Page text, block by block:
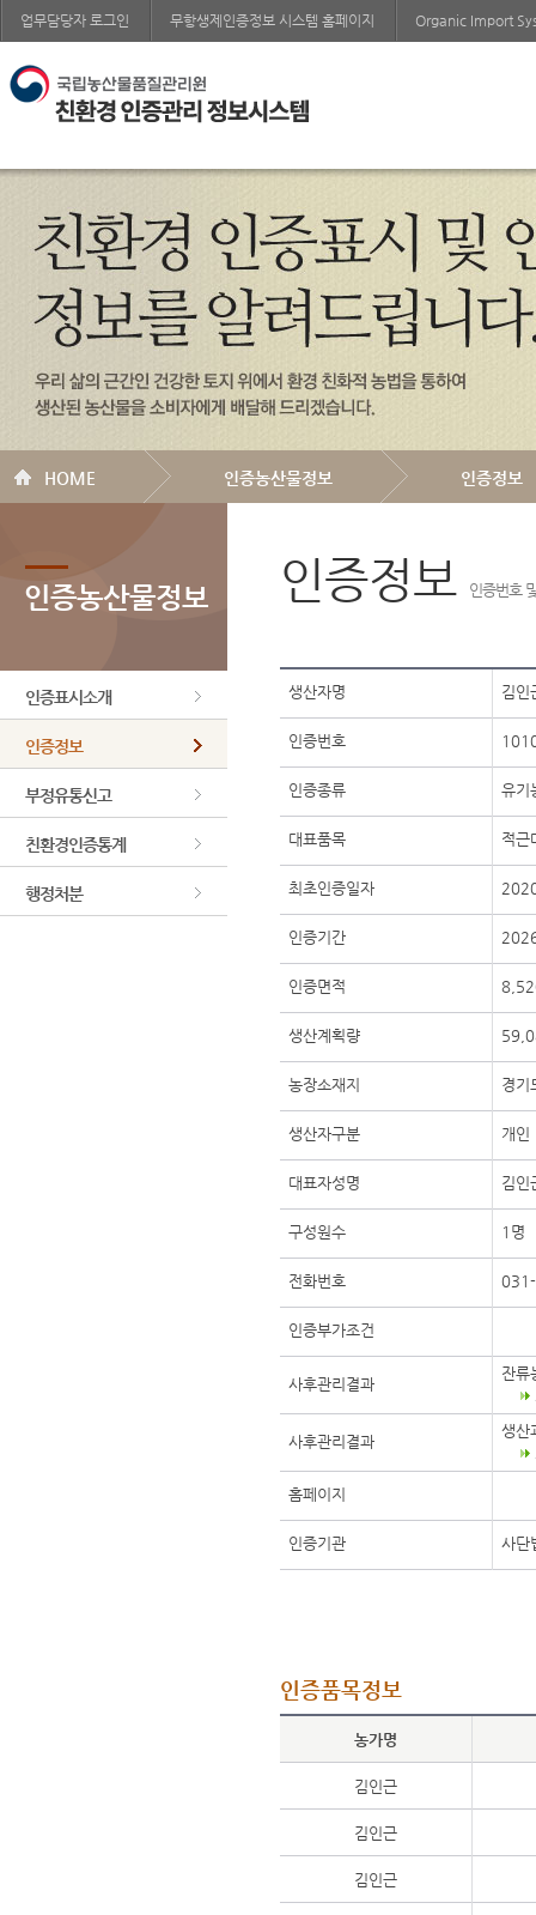
업무담당자 로그인 무항생제인증정보 시스템 홈페이지 Organic Import
HOME 인증농산물정보 인증정보
인증농산물정보
인증표시소개
인증정보
부정유통신고
친환경인증통계
행정처분
인증정보 인증번호
생산자명 김인
인증번호
인증종류 유기
대표품목 적근
최초인증일자
인증기간
인증면적
생산계획량
농장소재지 경기
생산자구분 개인
대표자성명 김인
구성원수 1명
전화번호
인증부가조건
사후관리결과
잔류
사후관리결과
생산
홈페이지
인증기관 사단
인증품목정보
농가명
김인근
김인근
김인근